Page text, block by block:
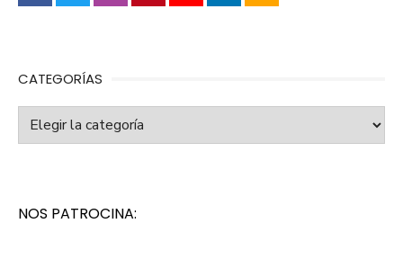
CATEGORÍAS
Categorías
NOS PATROCINA: